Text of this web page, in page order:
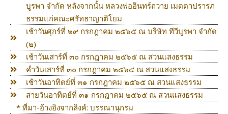
บูรพา จำกัด หลังจากนั้น หลวงพ่ออินทร์ถวาย เมตตาปรารภ
ธรรมแก่คณะศรัทธาญาติโยม
เช้าวันศุกร์ที่ ๒๙ กรกฎาคม ๒๕๖๕ ณ บริษัท ทีวีบูรพา จำกัด
(๒)
เช้าวันเสาร์ที่ ๓๐ กรกฎาคม ๒๕๖๕ ณ สวนแสงธรรม
ค่ำวันเสาร์ที่ ๓๐ กรกฎาคม ๒๕๖๕ ณ สวนแสงธรรม
เช้าวันอาทิตย์ที่ ๓๑ กรกฎาคม ๒๕๖๕ ณ สวนแสงธรรม
สายวันอาทิตย์ที่ ๓๑ กรกฎาคม ๒๕๖๕ ณ สวนแสงธรรม
* ที่มา-อ้างอิงจากลิงค์: บรรณานุกรม